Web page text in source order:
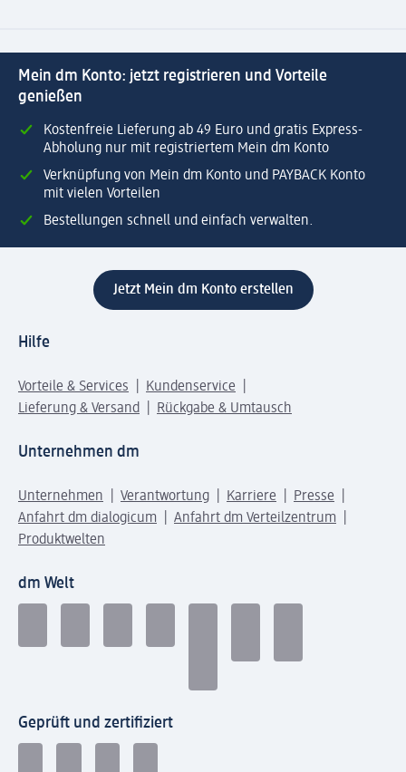
Mein dm Konto: jetzt registrieren und Vorteile
genießen
Kostenfreie Lieferung ab 49 Euro und gratis Express-
Abholung nur mit registriertem Mein dm Konto
Verknüpfung von Mein dm Konto und PAYBACK Konto
mit vielen Vorteilen
Bestellungen schnell und einfach verwalten.
Jetzt Mein dm Konto erstellen
Hilfe
Vorteile & Services
Kundenservice
Lieferung & Versand
Rückgabe & Umtausch
Unternehmen dm
Unternehmen Verantwortung Karriere
Presse
Anfahrt dm dialogicum
Anfahrt dm Verteilzentrum
Produktwelten
dm Welt
Geprüft und zertifiziert